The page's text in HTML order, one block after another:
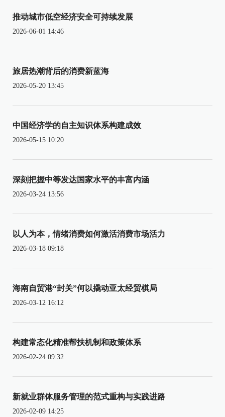
推动城市低空经济安全可持续发展
2026-06-01 14:46
旅居热潮背后的消费新蓝海
2026-05-20 13:45
中国经济学的自主知识体系构建成效
2026-05-15 10:20
深刻把握中等发达国家水平的丰富内涵
2026-03-24 13:56
以人为本，情绪消费如何激活消费市场活力
2026-03-18 09:18
海南自贸港“封关”何以撬动亚太经贸棋局
2026-03-12 16:12
构建常态化精准帮扶机制和政策体系
2026-02-24 09:32
新就业群体服务管理的范式重构与实践进路
2026-02-09 14:25